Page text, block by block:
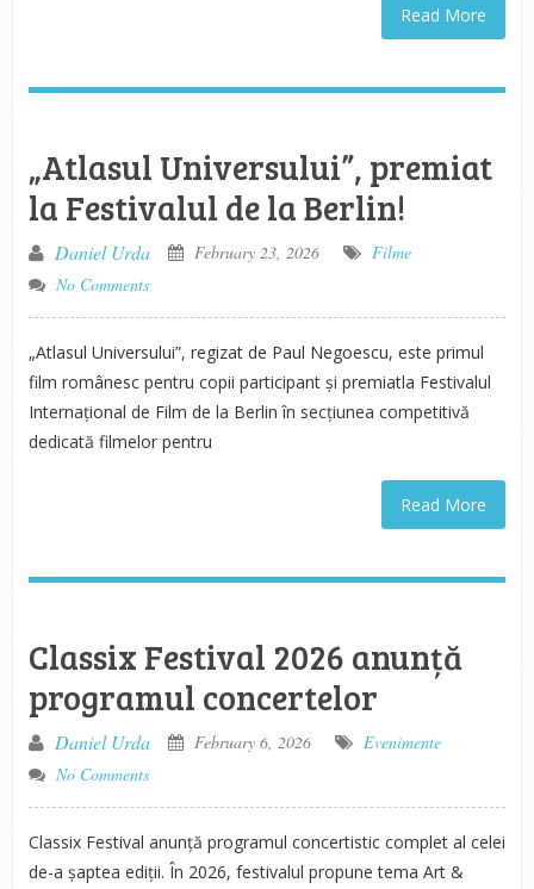
Read More
„Atlasul Universului”, premiat
la Festivalul de la Berlin!
Daniel Urda February 23, 2026
Filme
No Comments
„Atlasul Universului”, regizat de Paul Negoescu, este primul
film românesc pentru copii participant și premiatla Festivalul
Internațional de Film de la Berlin în secțiunea competitivă
dedicată filmelor pentru
Read More
Classix Festival 2026 anunță
programul concertelor
Daniel Urda February 6, 2026
Evenimente
No Comments
Classix Festival anunță programul concertistic complet al celei
de-a șaptea ediții. În 2026, festivalul propune tema Art &